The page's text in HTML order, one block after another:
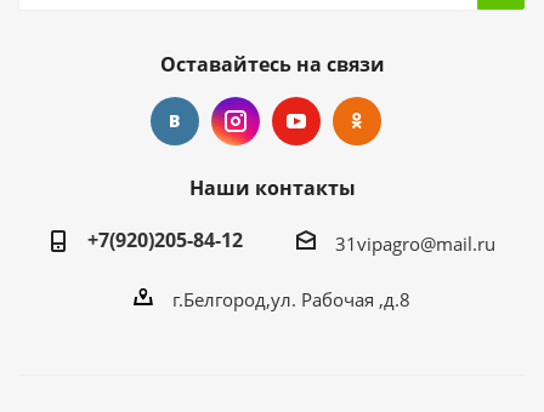
Оставайтесь на связи
Наши контакты
+7(920)205-84-12
31vipagro@mail.ru
г.Белгород,ул. Рабочая ,д.8